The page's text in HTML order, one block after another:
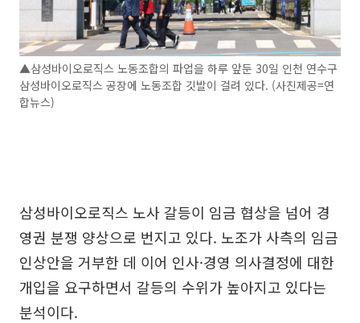
▲삼성바이오로직스 노동조합의 파업을 하루 앞둔 30일 인천 연수구
삼성바이오로직스 공장에 노동조합 깃발이 걸려 있다. (사진제공=연
합뉴스)
삼성바이오로직스 노사 갈등이 임금 협상을 넘어 경
영권 분쟁 양상으로 번지고 있다. 노조가 사측의 임금
인상안을 거부한 데 이어 인사·경영 의사결정에 대한
개입을 요구하면서 갈등의 수위가 높아지고 있다는
분석이다.